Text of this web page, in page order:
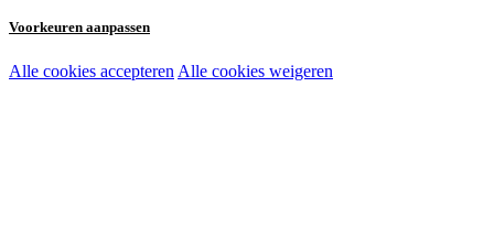
Voorkeuren aanpassen
Noodzakelijke cookies:
Alle cookies accepteren Alle cookies weigeren